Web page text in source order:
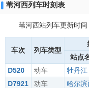
苇河西列车时刻表
苇河西站列车更新时
车次 列车类型
站点
D520
动车 牡丹江
D7921
动车 哈尔滨